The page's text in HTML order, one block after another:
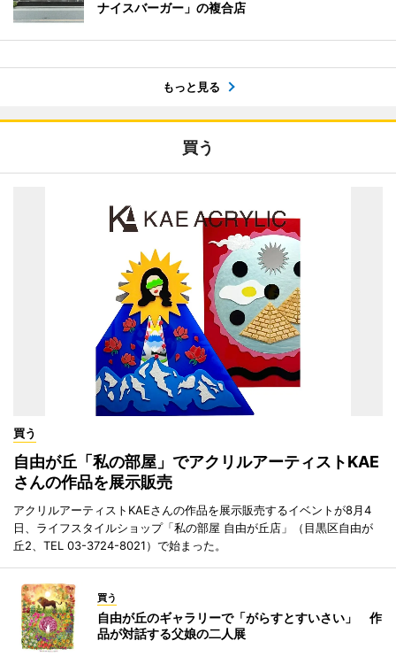
ナイスバーガー」の複合店
もっと見る
買う
買う
自由が丘「私の部屋」でアクリルアーティストKAE
さんの作品を展示販売
アクリルアーティストKAEさんの作品を展示販売するイベントが8月4
日、ライフスタイルショップ「私の部屋 自由が丘店」（目黒区自由が
丘2、TEL 03-3724-8021）で始まった。
買う
自由が丘のギャラリーで「がらすとすいさい」 作
品が対話する父娘の二人展